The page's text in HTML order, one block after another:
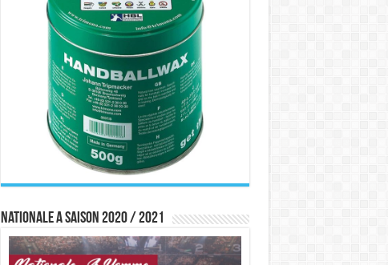
Nationale A saison 2020 / 2021